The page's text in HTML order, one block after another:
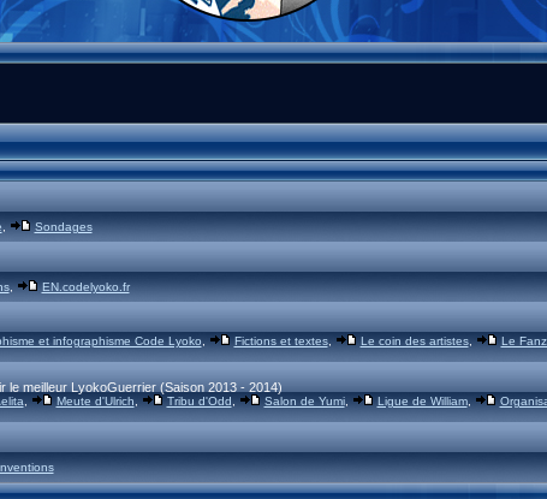
, Sondages
, EN.codelyoko.fr
et infographisme Code Lyoko, Fictions et textes, Le coin des artistes, Le
meilleur LyokoGuerrier (Saison 2013 - 2014)
Meute d'Ulrich Tribu d'Odd Salon de Yumi, Ligue de William,